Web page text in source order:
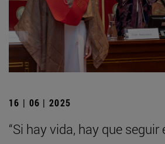
16 | 06 | 2025
“Si hay vida, hay que seguir